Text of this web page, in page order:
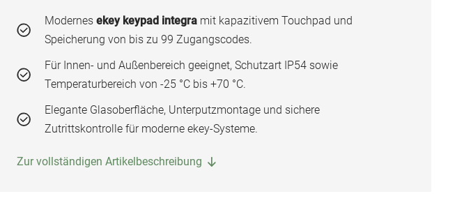
Modernes ekey keypad integra mit kapazitivem Touchpad und
Speicherung von bis zu 99 Zugangscodes.
Für Innen- und Außenbereich geeignet, Schutzart IP54 sowie
Temperaturbereich von -25 °C bis +70 °C.
Elegante Glasoberfläche, Unterputzmontage und sichere
Zutrittskontrolle für moderne ekey-Systeme.
Zur vollständigen Artikelbeschreibung